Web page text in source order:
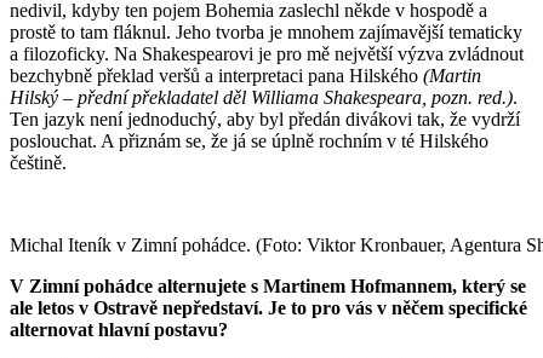
nedivil, kdyby ten pojem Bohemia zaslechl někde v hospodě a
prostě to tam fláknul. Jeho tvorba je mnohem zajímavější tematicky
a filozoficky. Na Shakespearovi je pro mě největší výzva zvládnout
bezchybně překlad veršů a interpretaci pana Hilského (Martin
Hilský – přední překladatel děl Williama Shakespeara, pozn. red.).
Ten jazyk není jednoduchý, aby byl předán divákovi tak, že vydrží
poslouchat. A přiznám se, že já se úplně rochním v té Hilského
češtině.
Michal Iteník v Zimní pohádce. (Foto: Viktor Kronbauer, Agentura
V Zimní pohádce alternujete s Martinem Hofmannem, který se
ale letos v Ostravě nepředstaví. Je to pro vás v něčem specifické
alternovat hlavní postavu?